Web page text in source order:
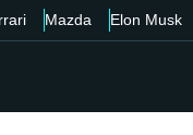
Mazda Elon Musk